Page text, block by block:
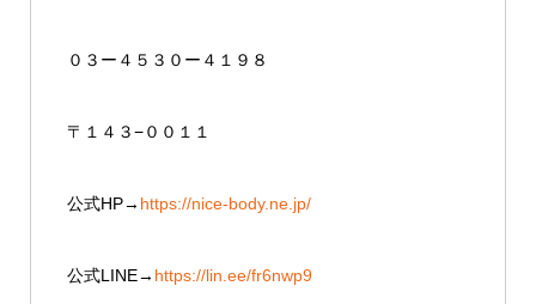
０３ー４５３０ー４１９８
〒１４３−００１１
公式HP→ https://nice-body.ne.jp/
公式LINE→ https://lin.ee/fr6nwp9